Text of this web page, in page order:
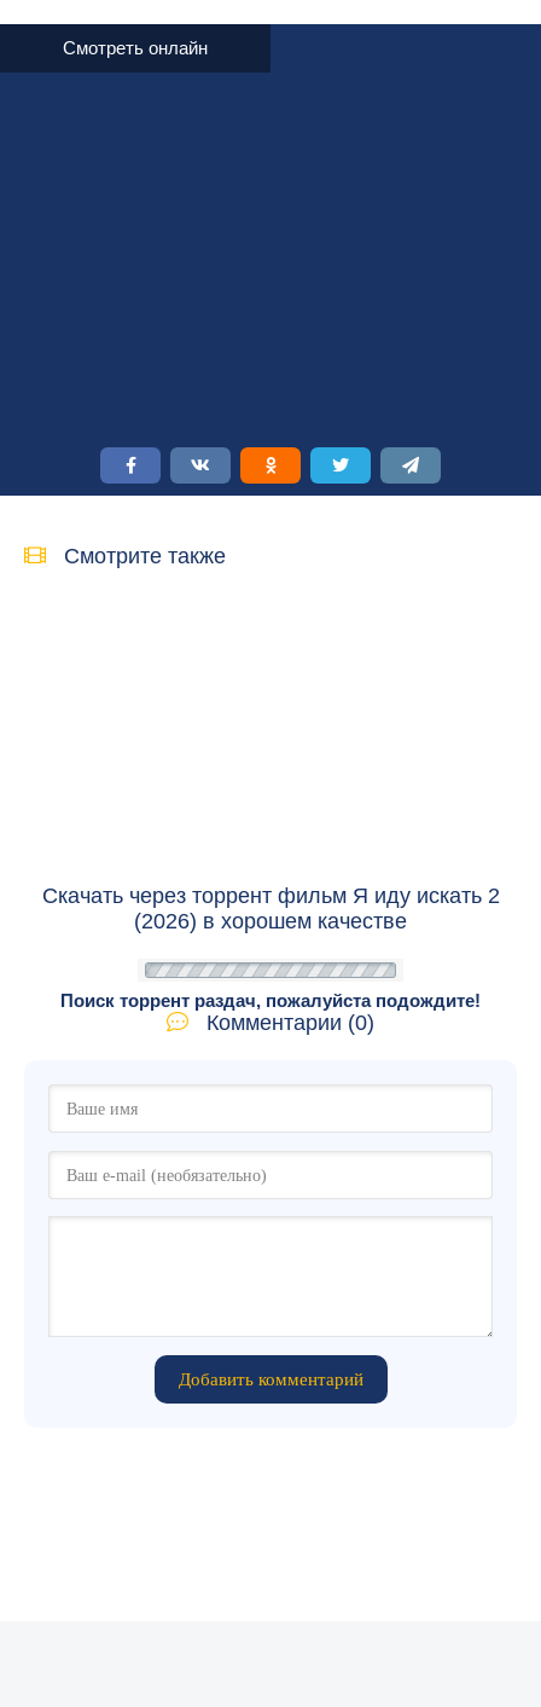
Смотреть онлайн
Смотрите также
Скачать через торрент фильм Я иду искать 2
(2026) в хорошем качестве
Поиск торрент раздач, пожалуйста подождите!
Комментарии (0)
Добавить комментарий